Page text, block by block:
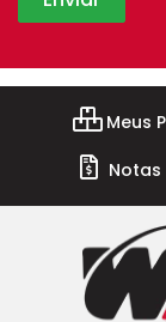
Meus
Notas